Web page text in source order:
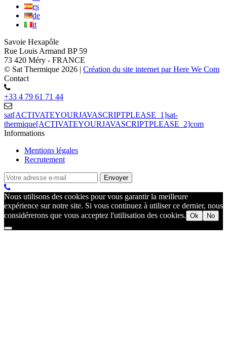
es
de
it
Savoie Hexapôle
Rue Louis Armand BP 59
73 420 Méry - FRANCE
© Sat Thermique 2026 | Création du site internet par Here We Com
Contact
+33 4 79 61 71 44
sat[ACTIVATEYOURJAVASCRIPTPLEASE_1]sat-
thermique[ACTIVATEYOURJAVASCRIPTPLEASE_2]com
Informations
Mentions légales
Recrutement
Nous utilisons des cookies pour vous garantir la meilleure
expérience sur notre site. Si vous continuez à utiliser ce dernier, nous
considérerons que vous acceptez l'utilisation des cookies. Ok No